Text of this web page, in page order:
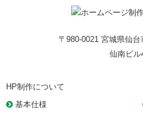
〒980-0021 宮城県仙
仙南ビル
HP制作について
基本仕様